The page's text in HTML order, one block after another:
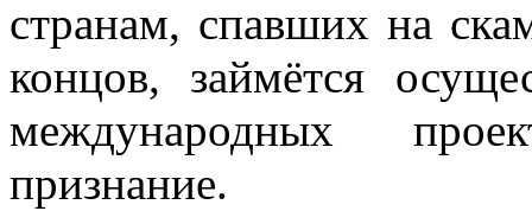
странам, спавших на
концов, займётся
международных
признание.